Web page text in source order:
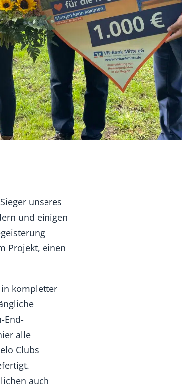
unseres
und einigen
Projekt, einen
in kompletter
End-
alle
Clubs
auch